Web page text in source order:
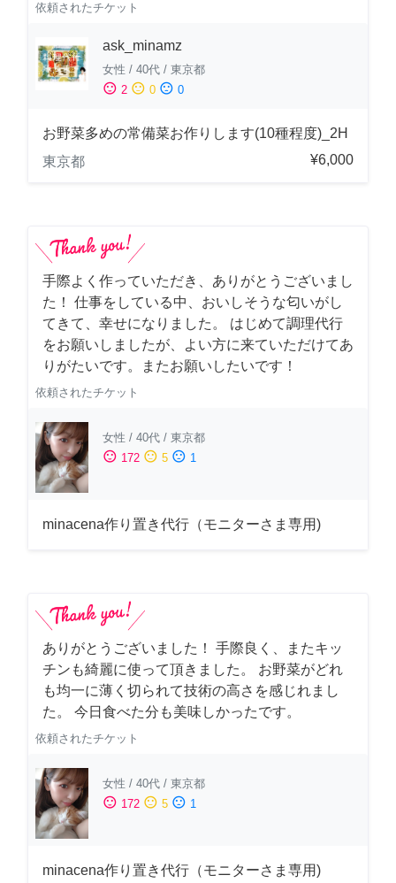
依頼されたチケット
ask_minamz
女性 / 40代 / 東京都
sentiment_satisfied 2 sentiment_neutral 0 sentiment_dissatisfied 0
お野菜多めの常備菜お作りします(10種程度)_2H
東京都
¥6,000
手際よく作っていただき、ありがとうございまし
た！ 仕事をしている中、おいしそうな匂いがし
てきて、幸せになりました。 はじめて調理代行
をお願いしましたが、よい方に来ていただけてあ
りがたいです。またお願いしたいです！
依頼されたチケット
女性 / 40代 / 東京都
sentiment_satisfied 172 sentiment_neutral 5 sentiment_dissatisfied 1
minacena作り置き代行（モニターさま専用)
ありがとうございました！ 手際良く、またキッ
チンも綺麗に使って頂きました。 お野菜がどれ
も均一に薄く切られて技術の高さを感じれまし
た。 今日食べた分も美味しかったです。
依頼されたチケット
女性 / 40代 / 東京都
sentiment_satisfied 172 sentiment_neutral 5 sentiment_dissatisfied 1
minacena作り置き代行（モニターさま専用)